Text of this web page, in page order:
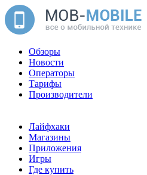
Обзоры
Новости
Операторы
Тарифы
Производители
Лайфхаки
Магазины
Приложения
Игры
Где купить